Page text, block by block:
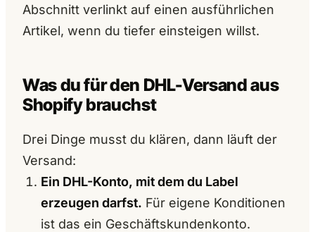
Abschnitt verlinkt auf einen ausführlichen
Artikel, wenn du tiefer einsteigen willst.
Was du für den DHL-Versand aus
Shopify brauchst
Drei Dinge musst du klären, dann läuft der
Versand:
Ein DHL-Konto, mit dem du Label
erzeugen darfst. Für eigene Konditionen
ist das ein Geschäftskundenkonto.